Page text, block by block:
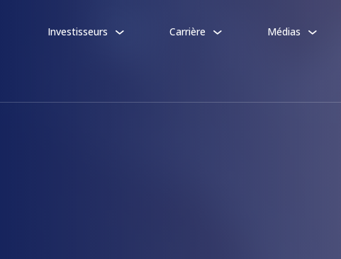
Investisseurs Carrière Médias